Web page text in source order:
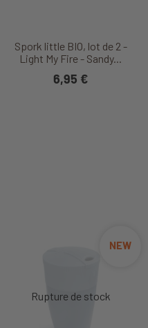
Spork little BIO, lot de 2 -
Light My Fire - Sandy...
6,95 €
NEW